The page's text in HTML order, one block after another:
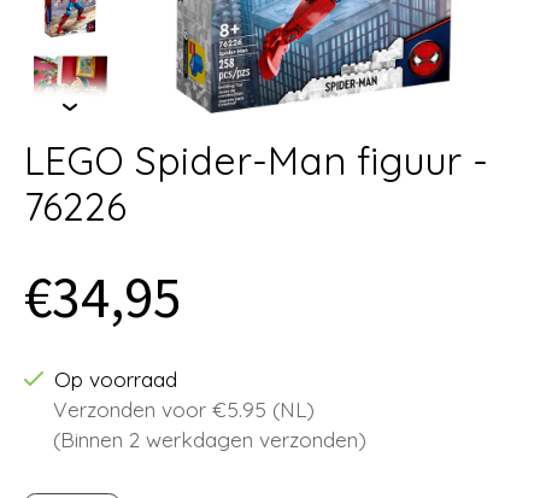
LEGO Spider-Man figuur -
76226
€34,95
Op voorraad
Verzonden voor €5.95 (NL)
(Binnen 2 werkdagen verzonden)